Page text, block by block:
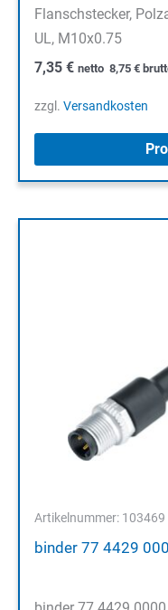
Flanschstecker,
UL, M10x0.75
7,35 € netto 8,75 €
zzgl. Versandkosten
Artikelnummer: 103469
binder 77 4429